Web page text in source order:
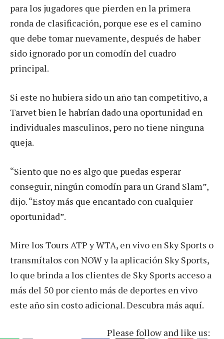
para los jugadores que pierden en la primera
ronda de clasificación, porque ese es el camino
que debe tomar nuevamente, después de haber
sido ignorado por un comodín del cuadro
principal.
Si este no hubiera sido un año tan competitivo, a
Tarvet bien le habrían dado una oportunidad en
individuales masculinos, pero no tiene ninguna
queja.
“Siento que no es algo que puedas esperar
conseguir, ningún comodín para un Grand Slam”,
dijo. “Estoy más que encantado con cualquier
oportunidad”.
Mire los Tours ATP y WTA, en vivo en Sky Sports o
transmítalos con NOW y la aplicación Sky Sports,
lo que brinda a los clientes de Sky Sports acceso a
más del 50 por ciento más de deportes en vivo
este año sin costo adicional. Descubra más aquí.
Please follow and like us: